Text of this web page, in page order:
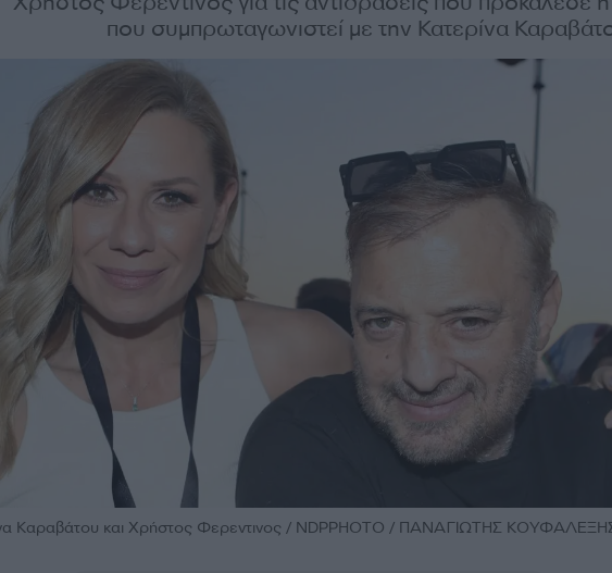
που συμπρωταγωνιστεί με την Κατερίνα
Καραβάτου και Χρήστος Φερεντινος / NDPPHOTO / ΠΑΝΑΓΙΩΤΗΣ